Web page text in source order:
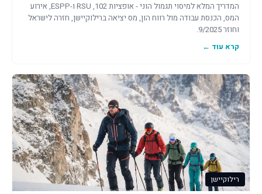
המדריך המלא למיסוי תגמול הוני - אופציות 102, RSU ו-ESPP, אירוע
המס, הכנסת עבודה מול רווח הון, מס יציאה ברילוקיישן, חזרה לישראל
וחוזר 9/2025.
קרא עוד ←
רילוקיישן